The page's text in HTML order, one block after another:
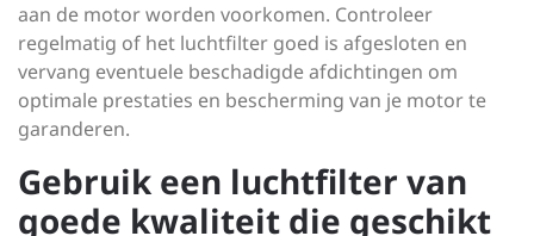
aan de motor worden voorkomen. Controleer
regelmatig of het luchtfilter goed is afgesloten en
vervang eventuele beschadigde afdichtingen om
optimale prestaties en bescherming van je motor te
garanderen.
Gebruik een luchtfilter van
goede kwaliteit die geschikt